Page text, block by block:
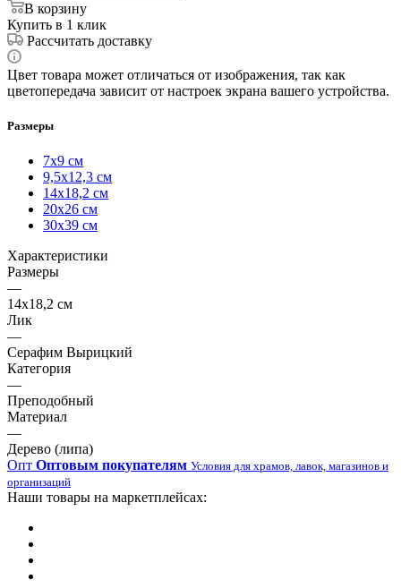
В корзину
Купить в 1 клик
Рассчитать доставку
Цвет товара может отличаться от изображения, так как
цветопередача зависит от настроек экрана вашего устройства.
Размеры
7х9 см
9,5х12,3 см
14х18,2 см
20х26 см
30х39 см
Характеристики
Размеры
—
14х18,2 см
Лик
—
Серафим Вырицкий
Категория
—
Преподобный
Материал
—
Дерево (липа)
Опт Оптовым покупателям Условия для храмов, лавок, магазинов и
организаций
Наши товары на маркетплейсах: